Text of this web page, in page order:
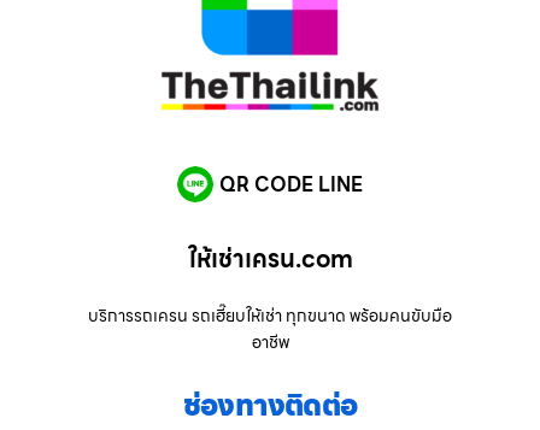
QR CODE LINE
ให้เช่าเครน.com
บริการรถเครน รถเฮี๊ยบให้เช่า ทุกขนาด พร้อมคนขับมือ
อาชีพ
ช่องทางติดต่อ